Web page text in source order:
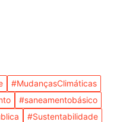
#MudançasClimáticas
#saneamentobásico
#Sustentabilidade